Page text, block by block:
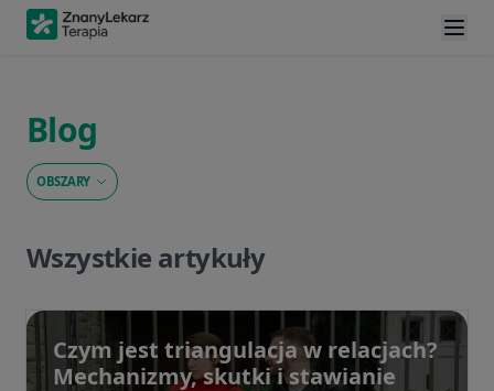
Blog
OBSZARY
Wszystkie artykuły
Czym jest triangulacja w relacjach?
Mechanizmy, skutki i stawianie